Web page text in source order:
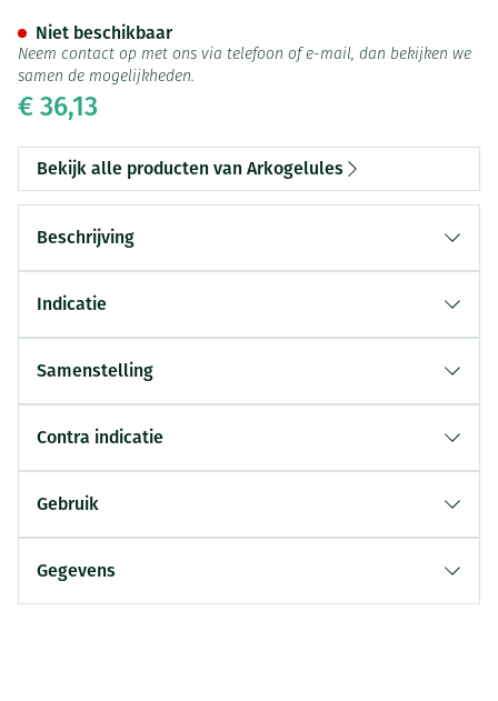
€ 36,13
Niet beschikbaar
Neem contact op met ons via telefoon of e-mail, dan bekijken we
samen de mogelijkheden.
Bekijk alle producten van Arkogelules
Beschrijving
Indicatie
Samenstelling
Contra indicatie
Gebruik
Gegevens